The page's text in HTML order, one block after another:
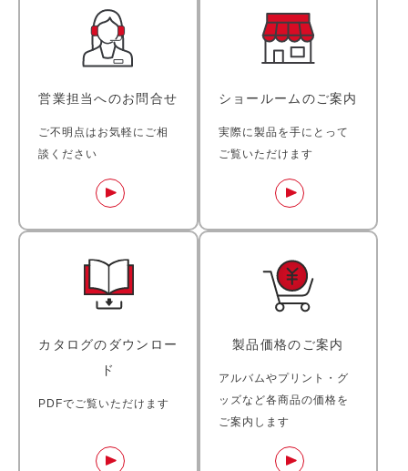
営業担当へのお問合せ
ご不明点はお気軽にご相
談ください
ショールームのご案内
実際に製品を手にとって
ご覧いただけます
カタログのダウンロー
ド
PDFでご覧いただけます
製品価格のご案内
アルバムやプリント・グ
ッズなど各商品の価格を
ご案内します